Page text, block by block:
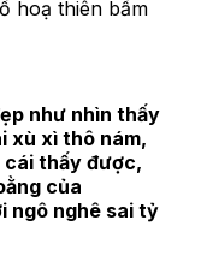
hoạ thiên bẩm
như nhìn thấy
xù xì thô nám,
cái thấy được,
của
ngô nghê sai tỷ